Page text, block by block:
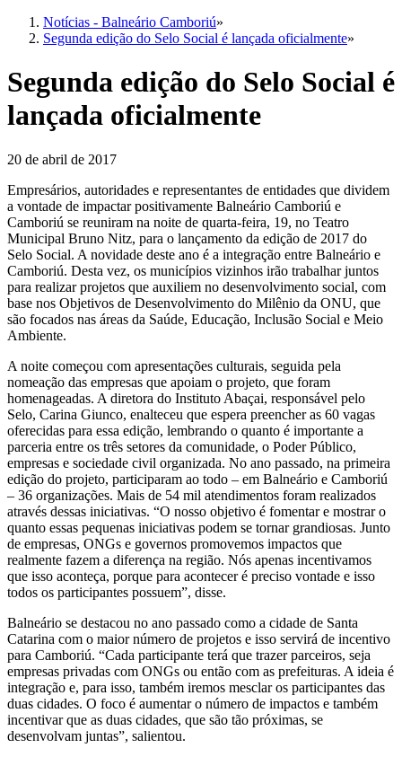
Notícias - Balneário Camboriú»
Segunda edição do Selo Social é lançada oficialmente»
Segunda edição do Selo Social é
lançada oficialmente
20 de abril de 2017
Empresários, autoridades e representantes de entidades que dividem
a vontade de impactar positivamente Balneário Camboriú e
Camboriú se reuniram na noite de quarta-feira, 19, no Teatro
Municipal Bruno Nitz, para o lançamento da edição de 2017 do
Selo Social. A novidade deste ano é a integração entre Balneário e
Camboriú. Desta vez, os municípios vizinhos irão trabalhar juntos
para realizar projetos que auxiliem no desenvolvimento social, com
base nos Objetivos de Desenvolvimento do Milênio da ONU, que
são focados nas áreas da Saúde, Educação, Inclusão Social e Meio
Ambiente.
A noite começou com apresentações culturais, seguida pela
nomeação das empresas que apoiam o projeto, que foram
homenageadas. A diretora do Instituto Abaçai, responsável pelo
Selo, Carina Giunco, enalteceu que espera preencher as 60 vagas
oferecidas para essa edição, lembrando o quanto é importante a
parceria entre os três setores da comunidade, o Poder Público,
empresas e sociedade civil organizada. No ano passado, na primeira
edição do projeto, participaram ao todo – em Balneário e Camboriú
– 36 organizações. Mais de 54 mil atendimentos foram realizados
através dessas iniciativas. “O nosso objetivo é fomentar e mostrar o
quanto essas pequenas iniciativas podem se tornar grandiosas. Junto
de empresas, ONGs e governos promovemos impactos que
realmente fazem a diferença na região. Nós apenas incentivamos
que isso aconteça, porque para acontecer é preciso vontade e isso
todos os participantes possuem”, disse.
Balneário se destacou no ano passado como a cidade de Santa
Catarina com o maior número de projetos e isso servirá de incentivo
para Camboriú. “Cada participante terá que trazer parceiros, seja
empresas privadas com ONGs ou então com as prefeituras. A ideia é
integração e, para isso, também iremos mesclar os participantes das
duas cidades. O foco é aumentar o número de impactos e também
incentivar que as duas cidades, que são tão próximas, se
desenvolvam juntas”, salientou.